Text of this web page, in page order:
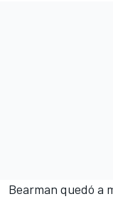
Bearman quedó a